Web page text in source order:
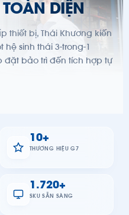
ETHANOL PLANT HAUSDIỆN
thiết bị, Thái Khương kiến
sinh thái 3-trong-1
đặt bảo trì đến tích hợp tự
16+
THƯƠNG HIỆU G7
2.680+
SKU SẴN SÀNG